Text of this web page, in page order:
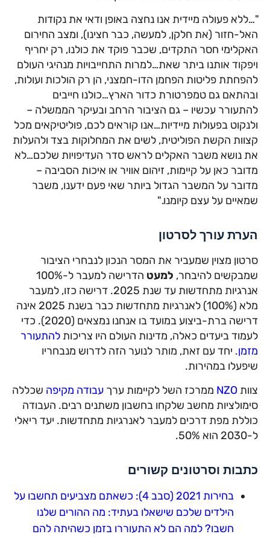
"…ללא פעולה מיידית אנו נחצה באופן ודאי את נקודות
האל-חזור (את חלקן, למעשה, כבר חצינו), ומצב החירום
האקלימי חסר התקדים, שכבר פוקד את כולנו, רק יחריף
ויפקוד אותנו ביתר שאת…למרות התחייבויות מנהיגי העולם
להפחתת פליטות הפחמן הדו-חמצני, הן רק הולכות ועולות,
ובהתאם גם טמפרטורת כדור הארץ…כולנו חייבים
להתעורר עכשיו – גם הציבור הרחב ובעיקר הממשלה –
ולנקוט בפעולות מיידיות…אנו קוראים לכם, פוליטיקאים מכל
קצוות הקשת הפוליטית, לשים את המחלוקות בצד ולהעלות
את נושא משבר האקלים לראש סדר העדיפויות שלכם…לא
מדובר כאן על קיימות, זיהום אוויר או איכות הסביבה –
מדובר על המשבר הגדול ביותר שאי פעם ידענו, משבר
שמאיים על עצם קיומנו."
הערת עורך לסרטון
סרטון מצוין שמעביר את המסר הנכון לנבחרי הציבור
שמבקשים להיבחר, למעט
הדרישה למעבר ל-100%
אנרגיות מתחדשות עד שנת 2025. דרישה כזו, למעבר
מלא (100%) לאנרגיות מתחדשות כבר בשנת 2025 אינה
דרישה ברת-ביצוע במועד בו אנחנו נמצאים (2020). כדי
לעמוד ביעדים כאלה, מדינות העולם היו צריכות להתעורר
מזמן. יחד עם זאת, מותר לנוער הזה לדרוש מנבחריו
שיפעלו במהירות.
צוות NZO ממרכז השל לקיימות ערך עבודה מקיפה שכללה
סימולציות מחשב שלקחו בחשבון משתנים רבים. העבודה
כוללת מפת דרכים למעבר לאנרגיות מתחדשות. יעד ריאלי
ל-2030 הוא 50%.
כתבות וסרטונים קשורים
בחירות 2021 (סבב 4): כשאתם מצביעים תחשבו על
הילדים שלכם שישאלו בעתיד: מה ההורים שלנו
חשבו? למה הם לא התעוררו בזמן כשהיתה להם